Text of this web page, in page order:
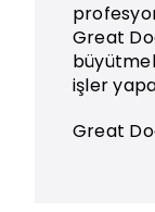
Great
işler
Great